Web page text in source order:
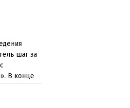
шаг за
В конце